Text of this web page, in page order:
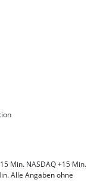
Min. NASDAQ +15 Min.
Alle Angaben ohne